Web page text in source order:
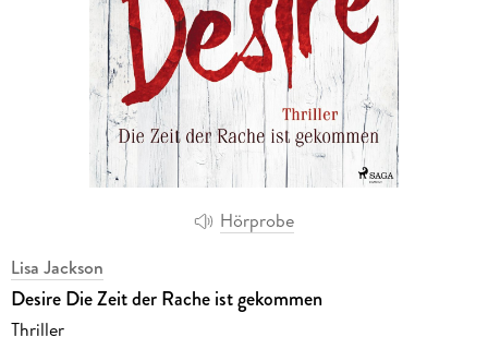
Hörprobe
Lisa Jackson
Desire Die Zeit der Rache ist gekommen
Thriller